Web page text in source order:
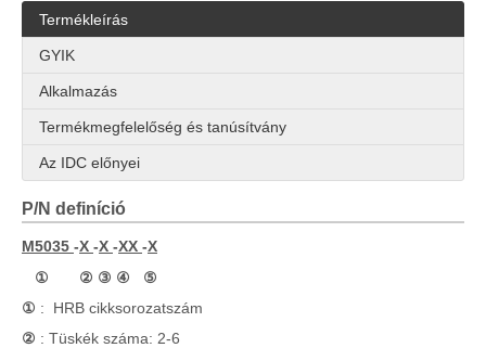
Termékleírás
GYIK
Alkalmazás
Termékmegfelelőség és tanúsítvány
Az IDC előnyei
P/N definíció
M5035 -X -X -XX -X
① ② ③ ④ ⑤
① : HRB cikksorozatszám
② : Tüskék száma: 2-6